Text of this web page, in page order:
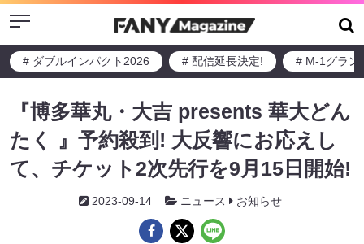
Menu
# ダブルインパクト2026 # 配信延長決定! # M-1グラン
『博多華丸・大吉 presents 華大どん
たく 』予約殺到! 大反響にお応えし
て、チケット2次先行を9月15日開始!
2023-09-14 ニュース お知らせ